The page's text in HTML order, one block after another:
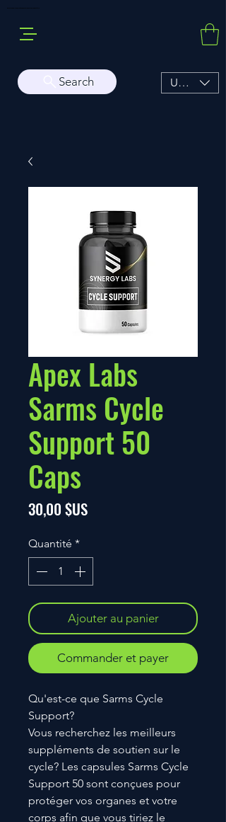
Buy Sarms Online, a Premium USA Sarms & Prohormone Store
Search USD ($)
Apex Labs
Sarms Cycle
Support 50
Caps
30,00 $USPrix
Quantité *
Ajouter au panier
Commander et payer
Qu'est-ce que Sarms Cycle
Support?
Vous recherchez les meilleurs
suppléments de soutien sur le
cycle? Les capsules Sarms Cycle
Support 50 sont conçues pour
protéger vos organes et votre
corps afin que vous tiriez le